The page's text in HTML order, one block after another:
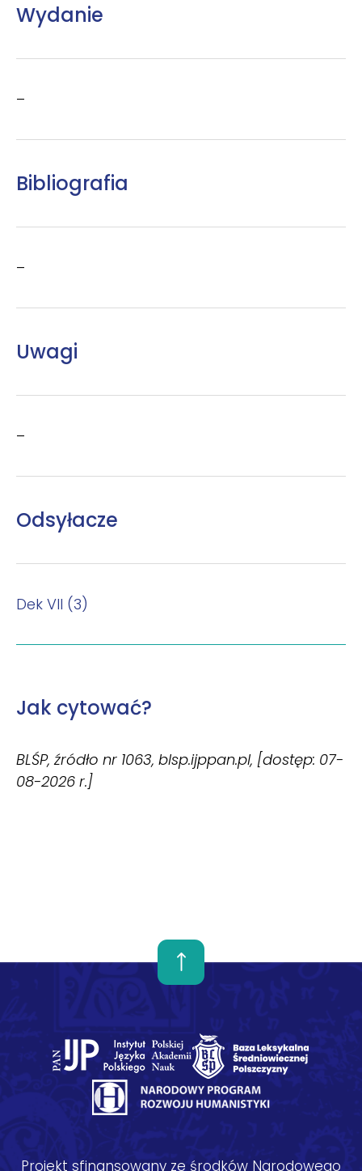
Wydanie
–
Bibliografia
–
Uwagi
–
Odsyłacze
Dek VII (3)
Jak cytować?
BLŚP, źródło nr 1063, blsp.ijppan.pl, [dostęp: 07-
08-2026 r.]
Projekt sfinansowany ze środków Narodowego